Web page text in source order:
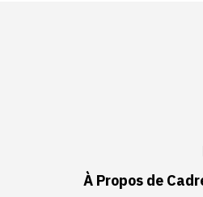
À Propos de